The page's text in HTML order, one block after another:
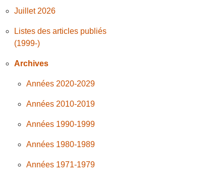
Juillet 2026
Listes des articles publiés
(1999-)
Archives
Années 2020-2029
Années 2010-2019
Années 1990-1999
Années 1980-1989
Années 1971-1979